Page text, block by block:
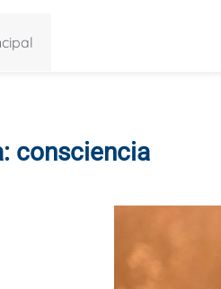
consciencia